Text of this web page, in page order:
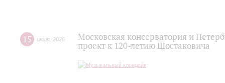
15 июля 2026
Московская консерватория и
проект к 120-летию Шостаковича